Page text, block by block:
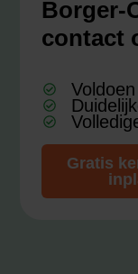
Borger-
contact
Gratis